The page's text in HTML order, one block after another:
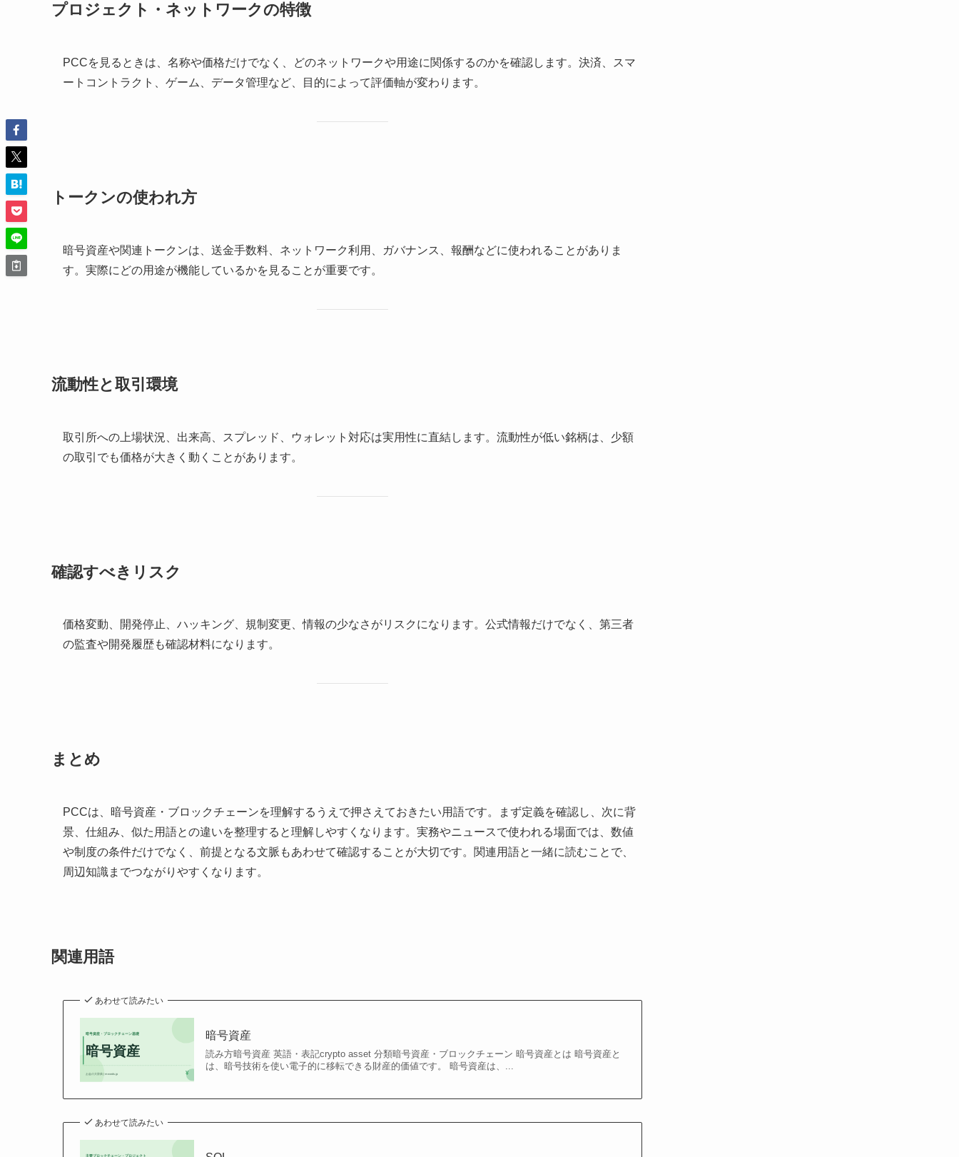
プロジェクト・ネットワークの特徴
PCCを見るときは、名称や価格だけでなく、どのネットワークや用途に関係するのかを確認します。決済、スマ
ートコントラクト、ゲーム、データ管理など、目的によって評価軸が変わります。
トークンの使われ方
暗号資産や関連トークンは、送金手数料、ネットワーク利用、ガバナンス、報酬などに使われることがありま
す。実際にどの用途が機能しているかを見ることが重要です。
流動性と取引環境
取引所への上場状況、出来高、スプレッド、ウォレット対応は実用性に直結します。流動性が低い銘柄は、少額
の取引でも価格が大きく動くことがあります。
確認すべきリスク
価格変動、開発停止、ハッキング、規制変更、情報の少なさがリスクになります。公式情報だけでなく、第三者
の監査や開発履歴も確認材料になります。
まとめ
PCCは、暗号資産・ブロックチェーンを理解するうえで押さえておきたい用語です。まず定義を確認し、次に背
景、仕組み、似た用語との違いを整理すると理解しやすくなります。実務やニュースで使われる場面では、数値
や制度の条件だけでなく、前提となる文脈もあわせて確認することが大切です。関連用語と一緒に読むことで、
周辺知識までつながりやすくなります。
関連用語
あわせて読みたい
暗号資産
読み方暗号資産 英語・表記crypto asset 分類暗号資産・ブロックチェーン 暗号資産とは 暗号資産と
は、暗号技術を使い電子的に移転できる財産的価値です。 暗号資産は、...
あわせて読みたい